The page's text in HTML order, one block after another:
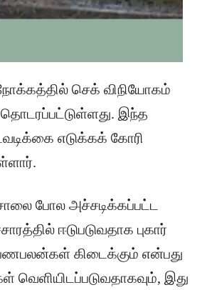
செக் விநியோகம்
இந்த
எடுக்கக் கோரி
போல அச்சடிக்கப்பட்ட
ஈடுபடுவதாக புகார்
பணபலன்கள் கிடைக்கும் என்பது
வெளியிடப்படுவதாகவும், இது